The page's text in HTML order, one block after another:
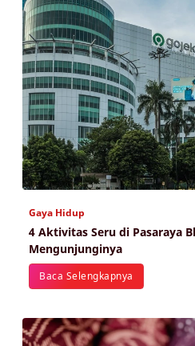
Gaya Hidup
4 Aktivitas Seru di Pasaraya
Mengunjunginya
Baca Selengkapnya